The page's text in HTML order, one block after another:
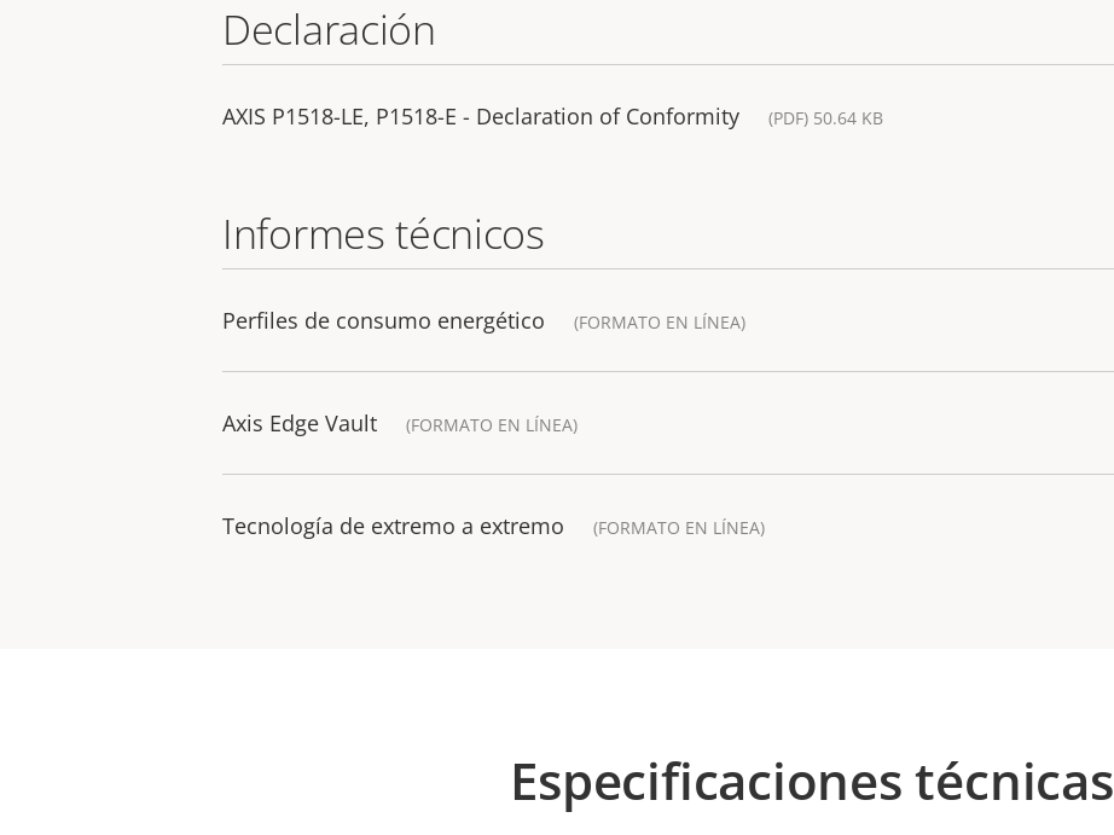
Declaración
AXIS P1518-LE, P1518-E - Declaration of Conformity (PDF) 50.64 KB
Informes técnicos
Perfiles de consumo energético (FORMATO EN LÍNEA)
Axis Edge Vault (FORMATO EN LÍNEA)
Tecnología de extremo a extremo (FORMATO EN LÍNEA)
Especificaciones técnicas